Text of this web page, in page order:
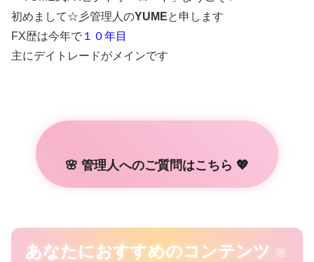
初めまして☆彡管理人のYUMEと申します
FX歴は今年で １０年目
主にデイトレードがメインです
🌸 管理人へのご質問はこちら 💖
あなたにおすすめのコンテンツ ※